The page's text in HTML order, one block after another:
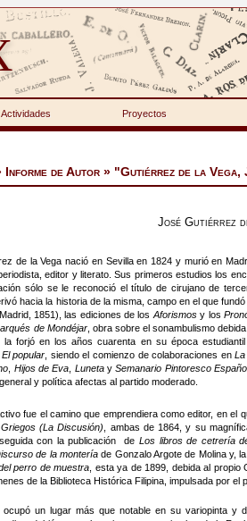
Actividades Proyectos
Informe de Autor » "Gutiérrez de la Vega,
José Gutiérrez
de la Vega nació en Sevilla en 1824 y murió en
editor y literato. Sus primeros estudios los
sólo se le reconoció el título de cirujano de
hacia la historia de la misma, campo en el que
1851), las ediciones de los Aforismosy los
de Mondéjar, obra sobre el sonambulismo
la forjó en los años cuarenta en su época
El popular , siendo el comienzo de colaboraciones en
Hijos de Eva Luneta ySemanario Pintoresco
y política afectas al partido moderado.
fue el camino que emprendiera como editor, en el
(La Discusión)
, ambas de 1864, y su
con la publicación deLos libros de cetrería
de la monteríade Gonzalo Argote de Molina y,
perro de muestra , esta ya de 1899, debida al
de la Biblioteca Histórica Filipina, impulsada por el
ocupó un lugar más que notable en su variopinta